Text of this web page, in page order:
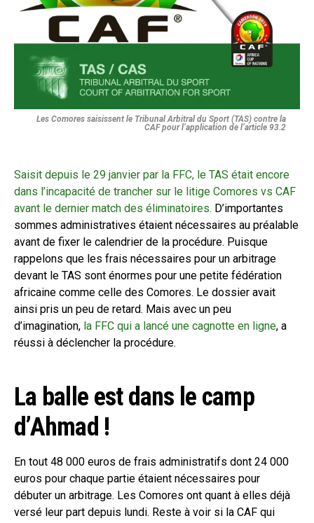
Les Comores saisissent le Tribunal Arbitral du Sport (TAS) contre la
CAF pour l’application de l’article 93.2
Saisit depuis le 29 janvier par la FFC, le TAS était encore
dans l’incapacité de trancher sur le litige Comores vs CAF
avant le dernier match des éliminatoires. D’importantes
sommes administratives étaient nécessaires au préalable
avant de fixer le calendrier de la procédure. Puisque
rappelons que les frais nécessaires pour un arbitrage
devant le TAS sont énormes pour une petite fédération
africaine comme celle des Comores. Le dossier avait
ainsi pris un peu de retard. Mais avec un peu
d’imagination, la FFC qui a lancé une cagnotte en ligne, a
réussi à déclencher la procédure.
La balle est dans le camp
d’Ahmad !
En tout 48 000 euros de frais administratifs dont 24 000
euros pour chaque partie étaient nécessaires pour
débuter un arbitrage. Les Comores ont quant à elles déjà
versé leur part depuis lundi. Reste à voir si la CAF qui